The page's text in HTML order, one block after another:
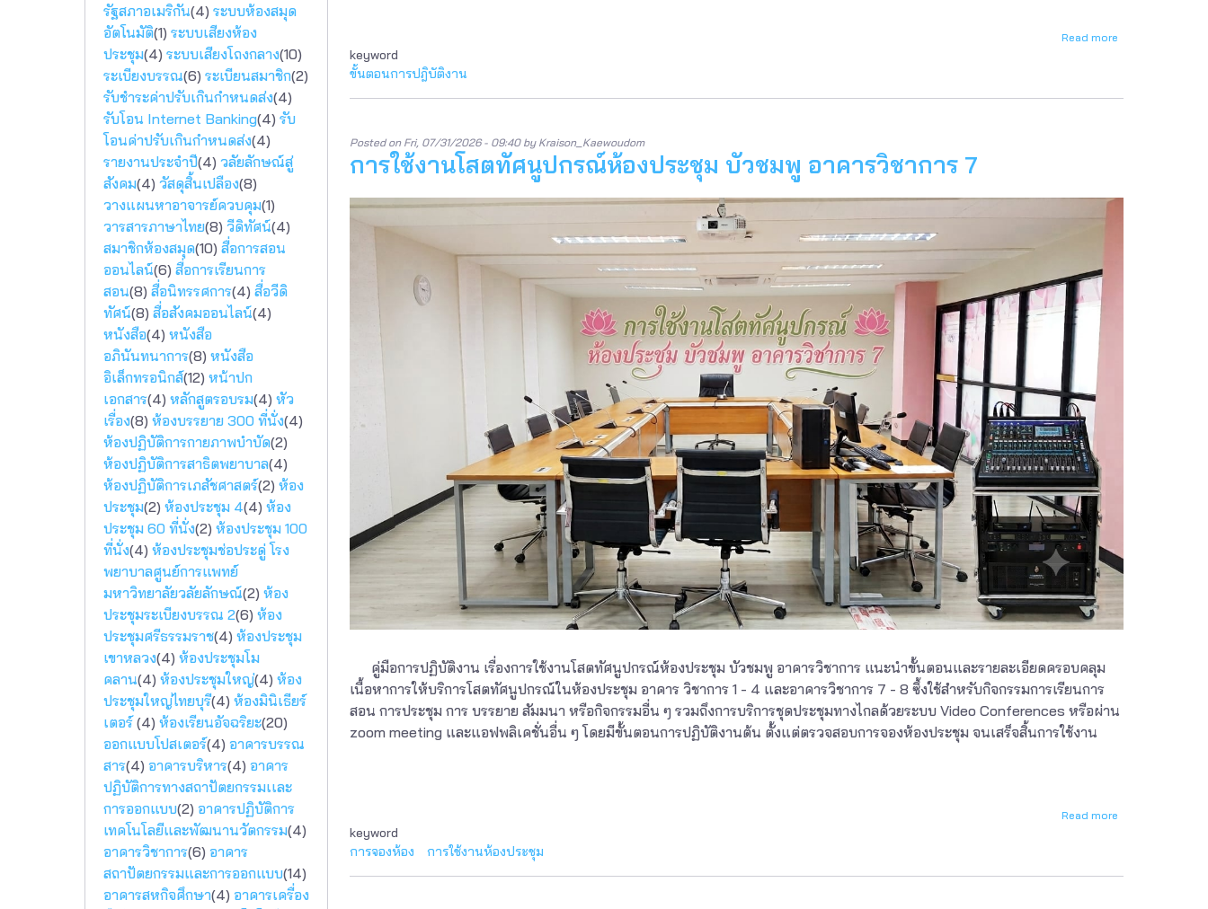
รัฐสภาอเมริกัน(4) ระบบห้องสมุด
อัตโนมัติ(1) ระบบเสียงห้อง
ประชุม(4) ระบบเสียงโถงกลาง(10)
ระเบียงบรรณ(6) ระเบียนสมาชิก(2)
รับชำระค่าปรับเกินกำหนดส่ง(4)
รับโอน Internet Banking(4) รับ
โอนค่าปรับเกินกำหนดส่ง(4)
รายงานประจำปี(4) วลัยลักษณ์สู่
สังคม(4) วัสดุสิ้นเปลือง(8)
วางแผนหาอาจารย์ควบคุม(1)
วารสารภาษาไทย(8) วีดิทัศน์(4)
สมาชิกห้องสมุด(10) สื่อการสอน
ออนไลน์(6) สื่อการเรียนการ
สอน(8) สื่อนิทรรศการ(4) สื่อวีดิ
ทัศน์(8) สื่อสังคมออนไลน์(4)
หนังสือ(4) หนังสือ
อภินันทนาการ(8) หนังสือ
อิเล็กทรอนิกส์(12) หน้าปก
เอกสาร(4) หลักสูตรอบรม(4) หัว
เรื่อง(8) ห้องบรรยาย 300 ที่นั่ง(4)
ห้องปฏิบัติการกายภาพบำบัด(2)
ห้องปฏิบัติการสาธิตพยาบาล(4)
ห้องปฏิบัติการเภสัชศาสตร์(2) ห้อง
ประชุม(2) ห้องประชุม 4(4) ห้อง
ประชุม 60 ที่นั่ง(2) ห้องประชุม 100
ที่นั่ง(4) ห้องประชุมช่อประดู่ โรง
พยาบาลศูนย์การแพทย์
มหาวิทยาลัยวลัยลักษณ์(2) ห้อง
ประชุมระเบียงบรรณ 2(6) ห้อง
ประชุมศรีธรรมราช(4) ห้องประชุม
เขาหลวง(4) ห้องประชุมโม
คลาน(4) ห้องประชุมใหญ่(4) ห้อง
ประชุมใหญ่ไทยบุรี(4) ห้องมินิเธียร์
เตอร์(4) ห้องเรียนอัจฉริยะ(20)
ออกแบบโปสเตอร์(4) อาคารบรรณ
สาร(4) อาคารบริหาร(4) อาคาร
ปฏิบัติการทางสถาปัตยกรรมเเละ
การออกแบบ(2) อาคารปฏิบัติการ
เทคโนโลยีและพัฒนานวัตกรรม(4)
อาคารวิชาการ(6) อาคาร
สถาปัตยกรรมและการออกแบบ(14)
อาคารสหกิจศึกษา(4) อาคารเครื่อง
Read more
ปฏิบัติ
ทัศนูปกรณ์
keyword
ขั้นตอนการปฎิบัติงาน
Posted on Fri, 07/31/2026 - 09:40by Kraison_Kaewoudom
การใช้งานโสตทัศนูปกรณ์ห้องประชุม บัวชมพู อาคารวิชาการ 7
คู่มือการปฏิบัติงาน เรื่องการใช้งานโสตทัศนูปกรณ์ห้องประชุม บัวชมพู อาคารวิชาการ แนะนำขั้นตอนและรายละเอียดครอบคลุม
เนื้อหาการให้บริการโสตทัศนูปกรณ์ในห้องประชุม อาคาร วิชาการ 1 - 4 และอาคารวิชาการ 7 - 8 ซึ้งใช้สำหรับกิจกรรมการเรียนการ
สอน การประชุม การ บรรยาย สัมมนา หรือกิจกรรมอื่น ๆ รวมถึงการบริการชุดประชุมทางไกลด้วยระบบ Video Conferences หรือผ่าน
zoom meeting และแอฟพลิเคชั่นอื่น ๆ โดยมีขั้นตอนการปฏิบัติงานต้น ตั้งแต่ตรวจสอบการจองห้องประชุม จนเสร็จสิ้นการใช้งาน
Read more
โสต
keyword
การจองห้อง
การใช้งานห้องประชุม